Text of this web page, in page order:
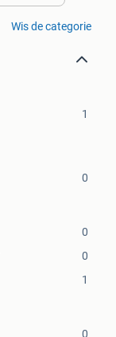
Wis de categorie
1
0
0
0
1
0